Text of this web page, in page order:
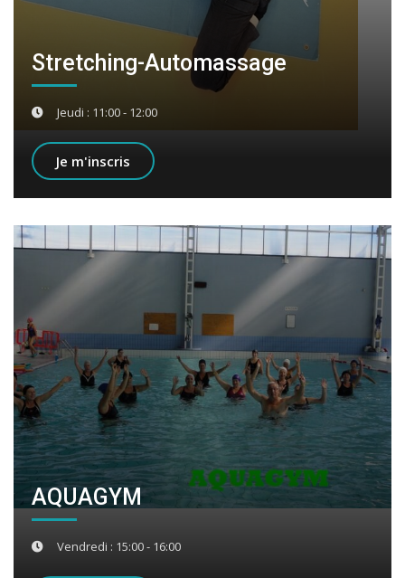
Stretching-Automassage
Jeudi : 11:00 - 12:00
Je m'inscris
AQUAGYM
Vendredi : 15:00 - 16:00